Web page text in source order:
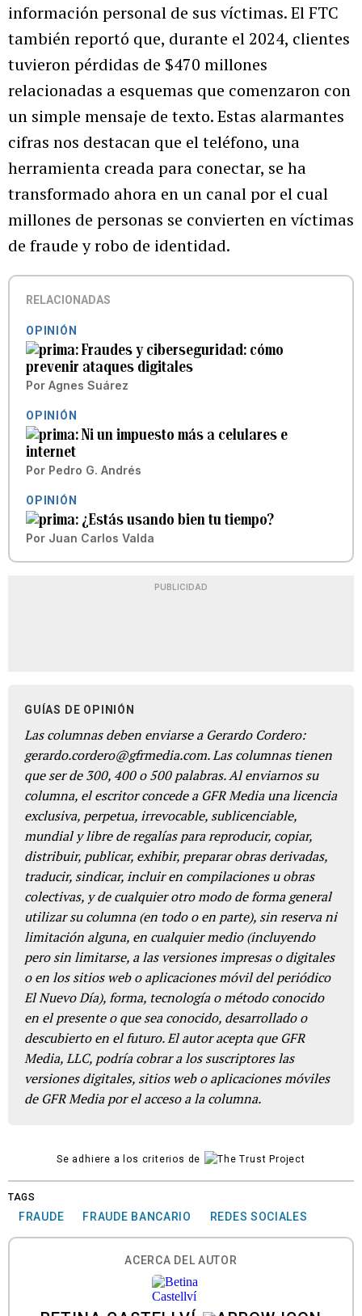
información personal de sus víctimas. El FTC
también reportó que, durante el 2024, clientes
tuvieron pérdidas de $470 millones
relacionadas a esquemas que comenzaron con
un simple mensaje de texto. Estas alarmantes
cifras nos destacan que el teléfono, una
herramienta creada para conectar, se ha
transformado ahora en un canal por el cual
millones de personas se convierten en víctimas
de fraude y robo de identidad.
RELACIONADAS
OPINIÓN
Fraudes y ciberseguridad: cómo
prevenir ataques digitales
Por Agnes Suárez
OPINIÓN
Ni un impuesto más a celulares e
internet
Por Pedro G. Andrés
OPINIÓN
¿Estás usando bien tu tiempo?
Por Juan Carlos Valda
PUBLICIDAD
GUÍAS DE OPINIÓN
Las columnas deben enviarse a Gerardo Cordero:
gerardo.cordero@gfrmedia.com. Las columnas tienen
que ser de 300, 400 o 500 palabras. Al enviarnos su
columna, el escritor concede a GFR Media una licencia
exclusiva, perpetua, irrevocable, sublicenciable,
mundial y libre de regalías para reproducir, copiar,
distribuir, publicar, exhibir, preparar obras derivadas,
traducir, sindicar, incluir en compilaciones u obras
colectivas, y de cualquier otro modo de forma general
utilizar su columna (en todo o en parte), sin reserva ni
limitación alguna, en cualquier medio (incluyendo
pero sin limitarse, a las versiones impresas o digitales
o en los sitios web o aplicaciones móvil del periódico
El Nuevo Día), forma, tecnología o método conocido
en el presente o que sea conocido, desarrollado o
descubierto en el futuro. El autor acepta que GFR
Media, LLC, podría cobrar a los suscriptores las
versiones digitales, sitios web o aplicaciones móviles
de GFR Media por el acceso a la columna.
Se adhiere a los criterios de
TAGS
FRAUDE FRAUDE BANCARIO REDES SOCIALES
ACERCA DEL AUTOR